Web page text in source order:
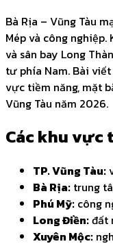
Bà Rịa – Vũng Tàu
Mép và công
và sân bay Long
tư phía Nam. Bài viết
vực tiềm năng, mặt
Vũng Tàu năm 2026.
Các khu vực
TP. Vũng Tàu:
Bà Rịa: trung
Phú Mỹ: công
Long Điền:đất
Xuyên Mộc: